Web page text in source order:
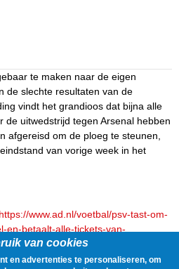
te maken naar de eigen
de slechte resultaten van de
vindt het grandioos dat bijna alle
de uitwedstrijd tegen Arsenal hebben
afgereisd om de ploeg te steunen,
van vorige week in het
https://www.ad.nl/voetbal/psv-tast-om-
en-betaalt-alle-tickets-van-
van cookies
en advertenties te personaliseren, om